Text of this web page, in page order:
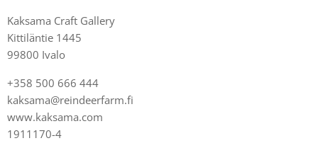
Kaksama Craft Gallery
Kittiläntie 1445
99800 Ivalo
+358 500 666 444
kaksama@reindeerfarm.fi
www.kaksama.com
1911170-4